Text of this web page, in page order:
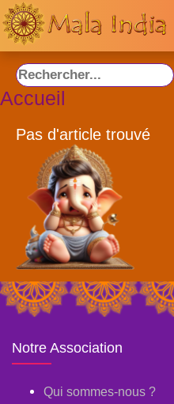
Accueil
Pas d'article trouvé
Notre Association
Qui sommes-nous ?